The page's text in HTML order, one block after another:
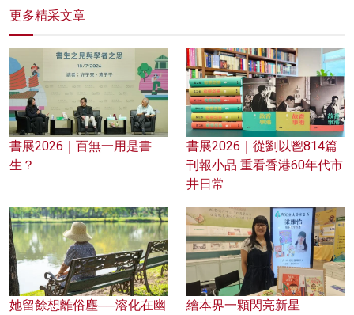
更多精采文章
書展2026｜百無一用是書
生？
書展2026｜從劉以鬯814篇
刊報小品 重看香港60年代市
井日常
她留餘想離俗塵──溶化在幽
繪本界一顆閃亮新星